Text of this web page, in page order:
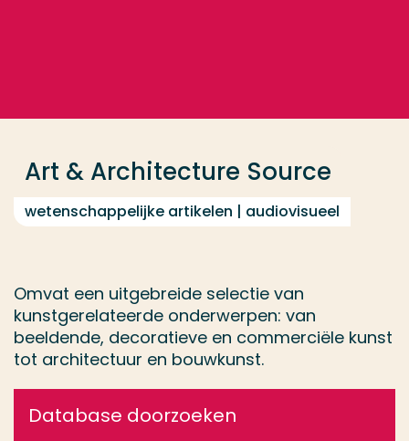
Art & Architecture Source
wetenschappelijke artikelen | audiovisueel
Omvat een uitgebreide selectie van
kunstgerelateerde onderwerpen: van
beeldende, decoratieve en commerciële kunst
tot architectuur en bouwkunst.
Database doorzoeken
Contact